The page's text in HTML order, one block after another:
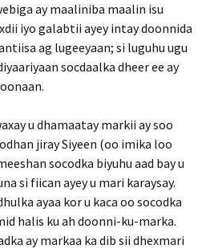
ay maaliniba maalin isu
iyo galabtii ayey intay doonnida
ag lugeeyaan; si luguhu ugu
socdaalka dheer ee ay
u dhamaatay markii ay soo
jiray Siyeen (oo imika loo
socodka biyuhu aad bay u
si fiican ayey u mari karaysay.
ayaa kor u kaca oo socodka
halis ku ah doonni-ku-marka.
ay markaa ka dib sii dhexmari